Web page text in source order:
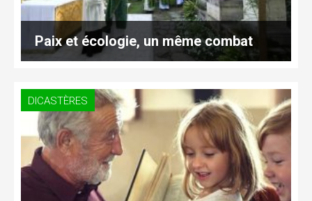
Paix et écologie, un même combat
DICASTÈRES